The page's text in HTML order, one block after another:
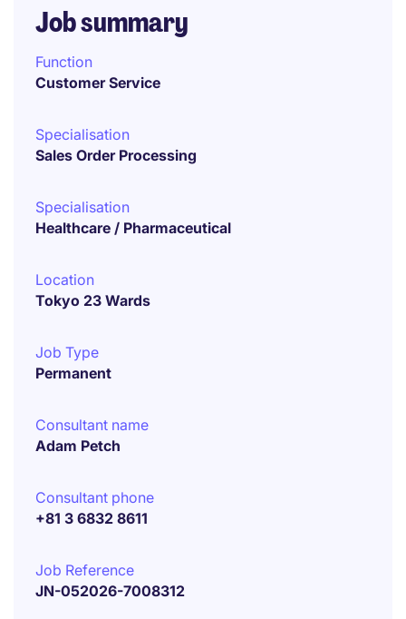
Job summary
Function
Customer Service
Specialisation
Sales Order Processing
Specialisation
Healthcare / Pharmaceutical
Location
Tokyo 23 Wards
Job Type
Permanent
Consultant name
Adam Petch
Consultant phone
+81 3 6832 8611
Job Reference
JN-052026-7008312